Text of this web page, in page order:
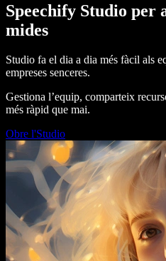
Speechify Studio per
mides
Studio fa el dia a dia més fàcil als
empreses senceres.
Gestiona l’equip, comparteix
més ràpid que mai.
Obre l'Studio